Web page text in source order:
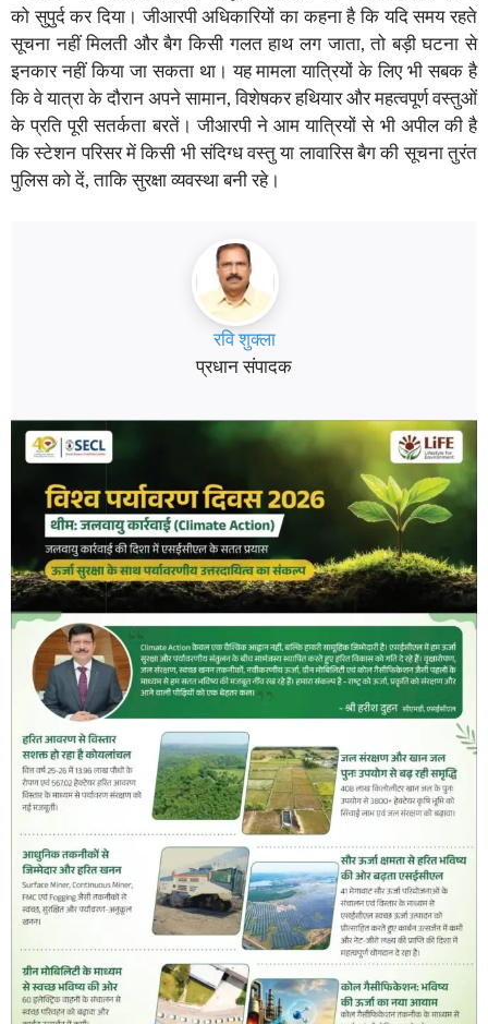
को सुपुर्द कर दिया। जीआरपी अधिकारियों का कहना है कि यदि समय रहते
सूचना नहीं मिलती और बैग किसी गलत हाथ लग जाता, तो बड़ी घटना से
इनकार नहीं किया जा सकता था। यह मामला यात्रियों के लिए भी सबक है
कि वे यात्रा के दौरान अपने सामान, विशेषकर हथियार और महत्वपूर्ण वस्तुओं
के प्रति पूरी सतर्कता बरतें। जीआरपी ने आम यात्रियों से भी अपील की है
कि स्टेशन परिसर में किसी भी संदिग्ध वस्तु या लावारिस बैग की सूचना तुरंत
पुलिस को दें, ताकि सुरक्षा व्यवस्था बनी रहे।
रवि शुक्ला
प्रधान संपादक